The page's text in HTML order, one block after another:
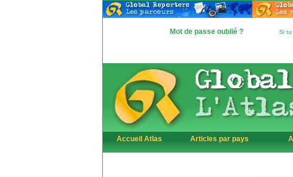
Mot de passe oublié ? Si tu
Accueil Atlas Articles par pays